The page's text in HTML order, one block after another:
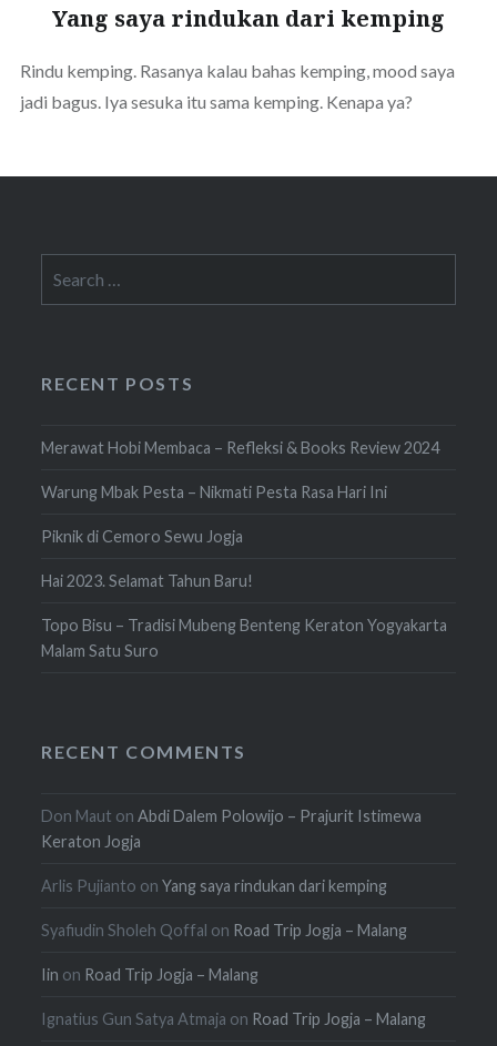
Yang saya rindukan dari kemping
Rindu kemping. Rasanya kalau bahas kemping, mood saya
jadi bagus. Iya sesuka itu sama kemping. Kenapa ya?
for:
RECENT POSTS
Merawat Hobi Membaca – Refleksi & Books Review 2024
Warung Mbak Pesta – Nikmati Pesta Rasa Hari Ini
Piknik di Cemoro Sewu Jogja
Hai 2023. Selamat Tahun Baru!
Topo Bisu – Tradisi Mubeng Benteng Keraton Yogyakarta
Malam Satu Suro
RECENT COMMENTS
Don Maut onAbdi Dalem Polowijo – Prajurit Istimewa
Keraton Jogja
Arlis Pujianto onYang saya rindukan dari kemping
Syafiudin Sholeh Qoffal on Road Trip Jogja – Malang
Iin on Road Trip Jogja – Malang
Ignatius Gun Satya Atmaja on Road Trip Jogja – Malang